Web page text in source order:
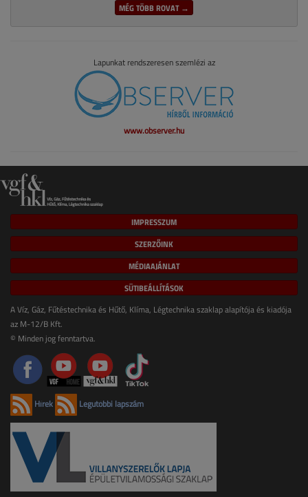
MÉG TÖBB ROVAT →
Lapunkat rendszeresen szemlézi az
www.observer.hu
IMPRESSZUM
SZERZŐINK
MÉDIAAJÁNLAT
SÜTIBEÁLLÍTÁSOK
A Víz, Gáz, Fűtéstechnika és Hűtő, Klíma, Légtechnika szaklap alapítója és kiadója
az M-12/B Kft.
© Minden jog fenntartva.
Hírek Legutóbbi lapszám